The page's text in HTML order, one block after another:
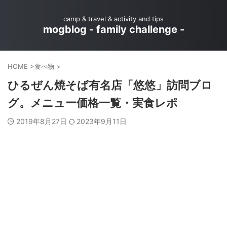
camp & travel & activity and tips
mogblog - family challenge -
HOME >食べ物 >
ひるぜん焼そば有名店「悠悠」訪問ブロ
グ。メニュー価格一覧・実食レポ
2019年8月27日 2023年9月11日